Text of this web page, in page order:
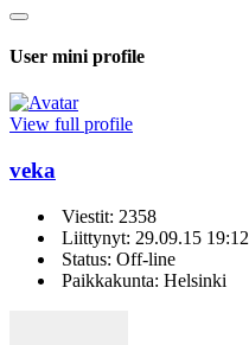
User mini profile
View full profile
veka
Viestit: 2358
Liittynyt: 29.09.15 19:12
Status: Off-line
Paikkakunta: Helsinki